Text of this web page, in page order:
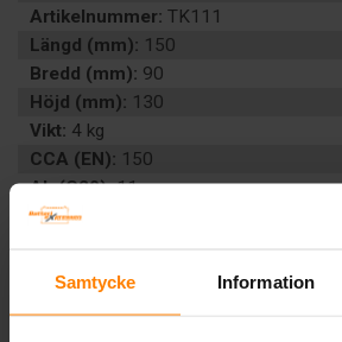
Samtycke Information
Artikelnummer: TK111
Längd (mm): 150
Bredd (mm): 90
Höjd (mm): 130
Vikt: 4 kg
CCA (EN): 150
Ah (C20):11
Volt:12
Teknologi:AGM